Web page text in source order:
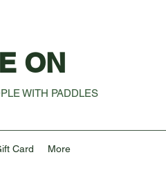
ON
WITH PADDLES
Card More